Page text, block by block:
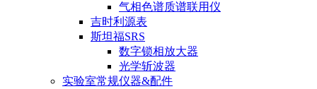
气相色谱质谱联用仪
吉时利源表
斯坦福SRS
数字锁相放大器
光学斩波器
实验室常规仪器&配件